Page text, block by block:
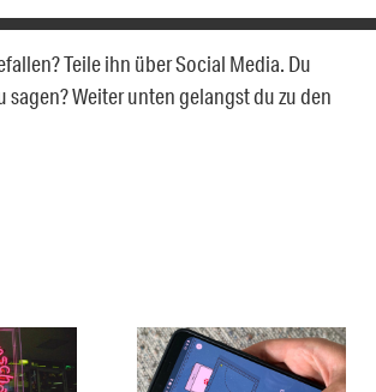
Teile ihn über Social Media. Du
sagen? Weiter unten gelangst du zu den